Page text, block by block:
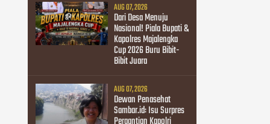
AUG 07, 2026
Dari Desa Menuju
Nasional! Piala Bupati &
Kapolres Majalengka
Cup 2026 Buru Bibit-
Bibit Juara
AUG 07, 2026
Dewan Penasehat
Sambar.id: Isu Surpres